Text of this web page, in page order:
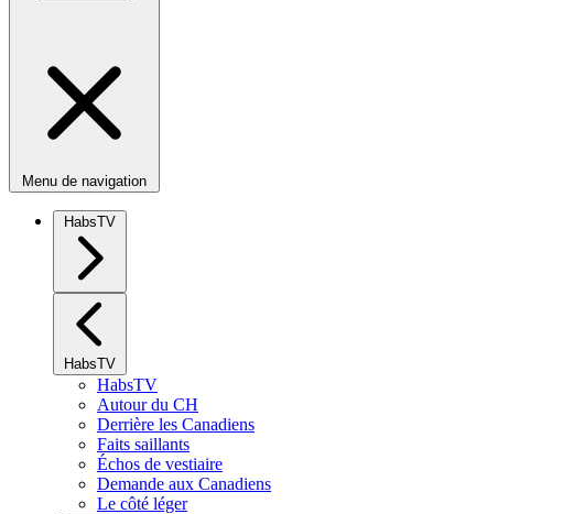
Menu de navigation
HabsTV
HabsTV
HabsTV
Autour du CH
Derrière les Canadiens
Faits saillants
Échos de vestiaire
Demande aux Canadiens
Le côté léger